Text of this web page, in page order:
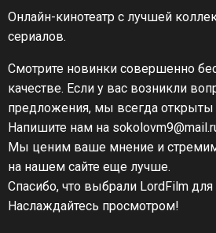
Онлайн-кинотеатр с лучшей
сериалов.
Смотрите новинки совершенно
качестве. Если у вас возникли
предложения, мы всегда открыты
Напишите нам на
Мы ценим ваше мнение и
на нашем сайте еще лучше.
Спасибо, что выбрали LordFilm
Наслаждайтесь просмотром!